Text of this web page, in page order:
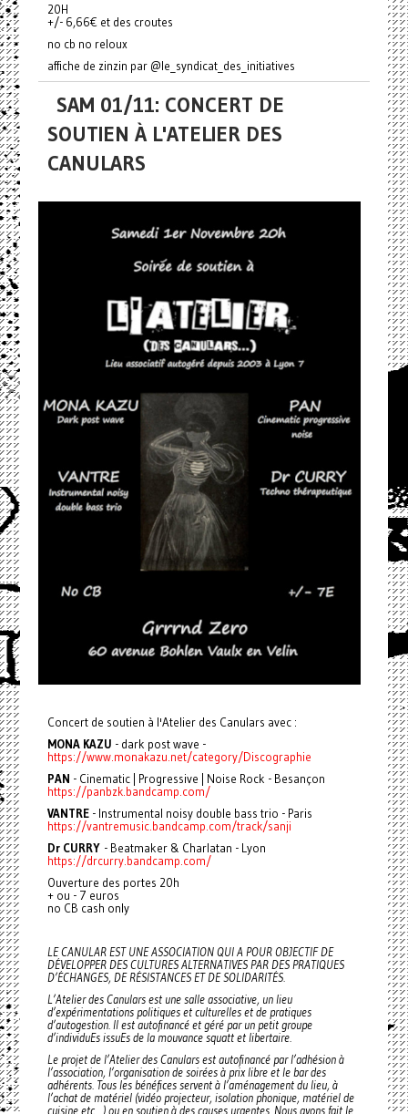
20H
+/- 6,66€ et des croutes
no cb no reloux
affiche de zinzin par @le_syndicat_des_initiatives
SAM 01/11: CONCERT DE
SOUTIEN À L'ATELIER DES
CANULARS
Concert de soutien à l'Atelier des Canulars avec :
MONA KAZU - dark post wave -
https://www.monakazu.net/category/Discographie
PAN - Cinematic | Progressive | Noise Rock - Besançon
https://panbzk.bandcamp.com/
VANTRE- Instrumental noisy double bass trio - Paris
https://vantremusic.bandcamp.com/track/sanji
Dr CURRY- Beatmaker & Charlatan - Lyon
https://drcurry.bandcamp.com/
Ouverture des portes 20h
+ ou - 7 euros
no CB cash only
LE CANULAR EST UNE ASSOCIATION QUI A POUR OBJECTIF DE
DÉVELOPPER DES CULTURES ALTERNATIVES PAR DES PRATIQUES
D’ÉCHANGES, DE RÉSISTANCES ET DE SOLIDARITÉS.
L’Atelier des Canulars est une salle associative, un lieu
d’expérimentations politiques et culturelles et de pratiques
d’autogestion. Il est autofinancé et géré par un petit groupe
d’individuEs issuEs de la mouvance squatt et libertaire.
Le projet de l’Atelier des Canulars est autofinancé par l’adhésion à
l’association, l’organisation de soirées à prix libre et le bar des
adhérents. Tous les bénéfices servent à l’aménagement du lieu, à
l’achat de matériel (vidéo projecteur, isolation phonique, matériel de
cuisine etc…) ou en soutien à des causes urgentes. Nous avons fait le